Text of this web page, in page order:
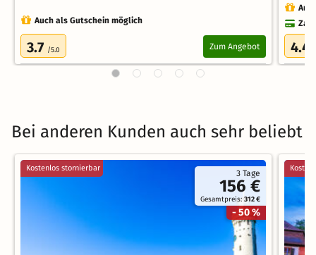
Auch als Gutschein möglich
3.7 /5.0 Zum Angebot 4.4
Bei anderen Kunden auch sehr beliebt
3 Tage
156 €
Gesamtpreis:312 €
- 50 %
Kostenlos stornierbar